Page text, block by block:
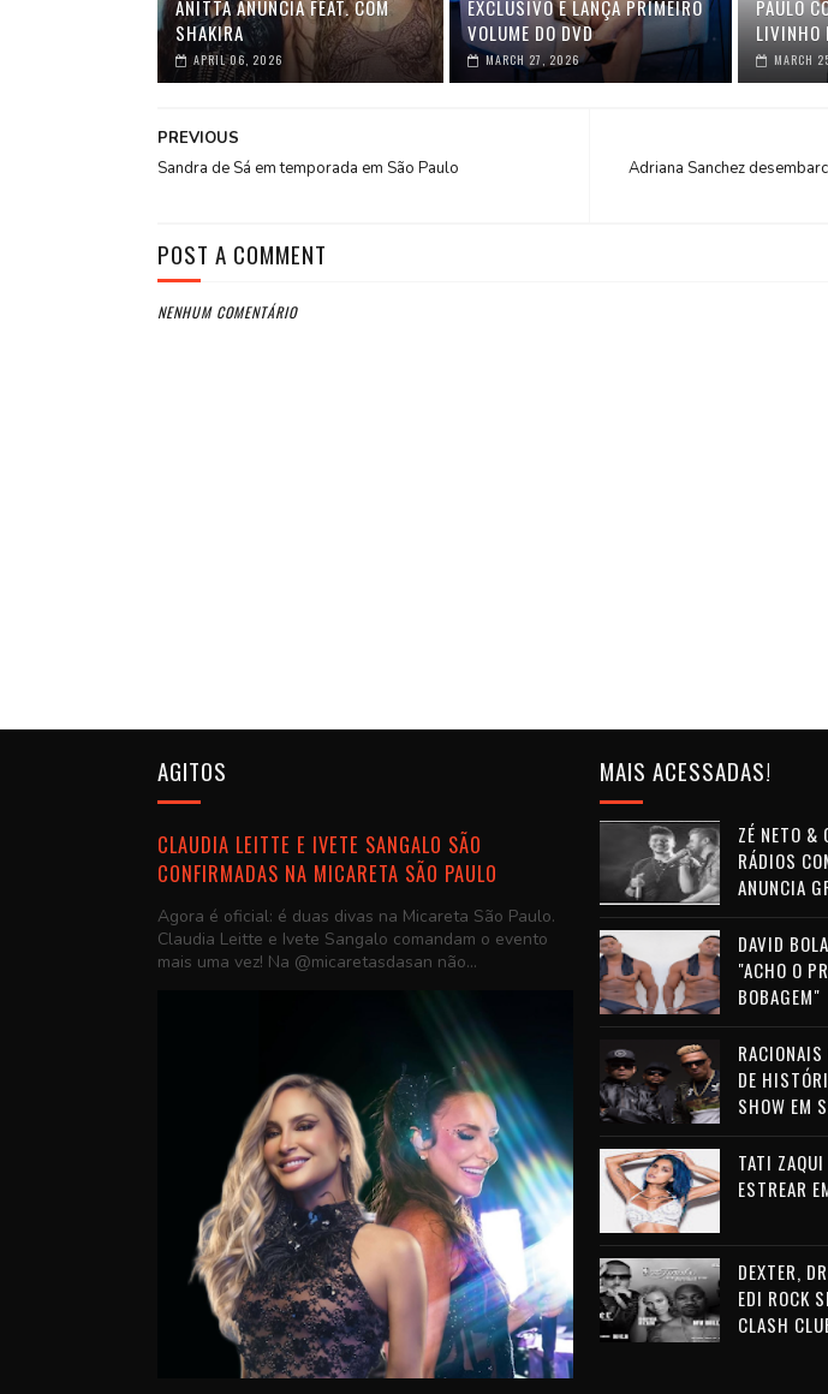
ANITTA ANUNCIA FEAT. COM
SHAKIRA
APRIL 06, 2026
EXCLUSIVO E LANÇA PRIMEIRO
VOLUME DO DVD
MARCH 27, 2026
PAULO
LIVINHO
MARCH
Adriana Sanchez
PREVIOUS
Sandra de Sá em temporada em São Paulo
POST A COMMENT
NENHUM COMENTÁRIO
AGITOS
CLAUDIA LEITTE E IVETE SANGALO SÃO
CONFIRMADAS NA MICARETA SÃO PAULO
Agora é oficial: é duas divas na Micareta São Paulo.
Claudia Leitte e Ivete Sangalo comandam o evento
mais uma vez! Na @micaretasdasan não...
MAIS ACESSADAS!
ZÉ NETO &
RÁDIOS
ANUNCIA
DAVID
"ACHO O
BOBAGEM"
DE
SHOW EM
TATI ZAQUI
ESTREAR
DEXTER,
EDI ROCK
CLASH